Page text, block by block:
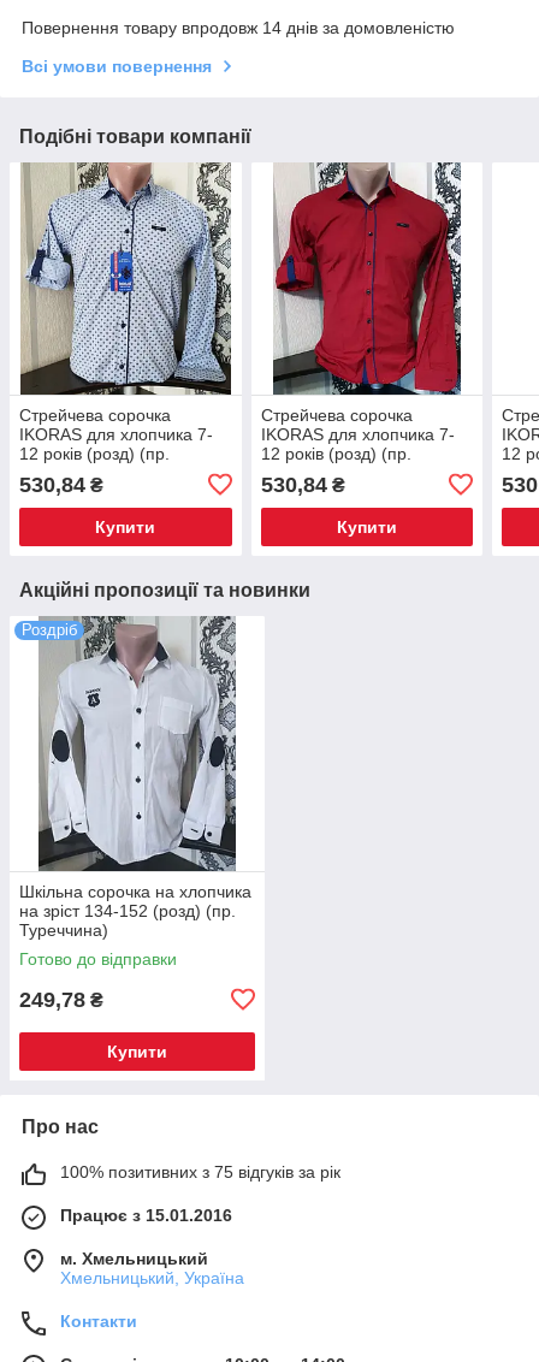
Повернення товару впродовж 14 днів за домовленістю
Всі умови повернення
Подібні товари компанії
Стрейчева сорочка
IKORAS для хлопчика 7-
12 років (розд) (пр.
530,84 ₴
Купити
Стрейчева сорочка
IKORAS для хлопчика 7-
12 років (розд) (пр.
530,84₴
Купити
12
Акційні пропозиції та новинки
Роздріб
Шкільна сорочка на хлопчика
на зріст 134-152 (розд) (пр.
Туреччина)
Готово до відправки
249,78 ₴
Купити
Про нас
100% позитивних з 75 відгуків за рік
Працює з 15.01.2016
м. Хмельницький
Хмельницький, Україна
Контакти